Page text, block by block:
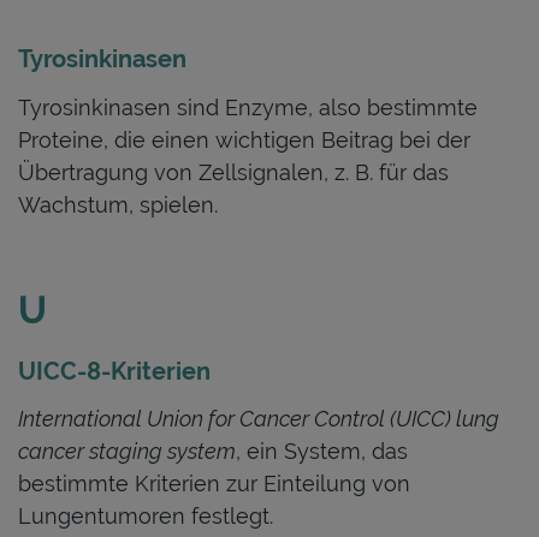
Tyrosinkinasen
Tyrosinkinasen sind Enzyme, also bestimmte
Proteine, die einen wichtigen Beitrag bei der
Übertragung von Zellsignalen, z. B. für das
Wachstum, spielen.
U
UICC-8-Kriterien
International Union for Cancer Control (UICC) lung
cancer staging system, ein System, das
bestimmte Kriterien zur Einteilung von
Lungentumoren festlegt.